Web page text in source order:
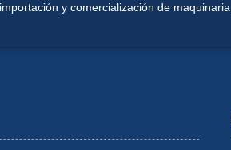
y comercialización de maquinaria,